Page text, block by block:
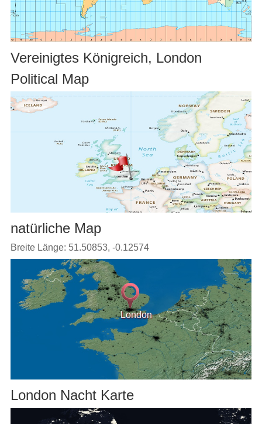
Vereinigtes Königreich, London
Political Map
natürliche Map
Breite Länge: 51.50853, -0.12574
London
London Nacht Karte